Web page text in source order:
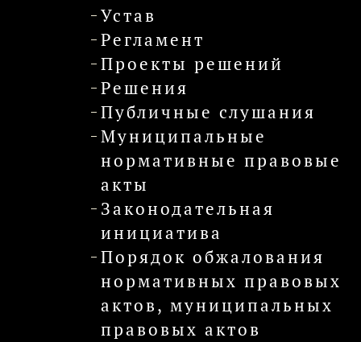
Устав
Регламент
Проекты решений
Решения
Публичные слушания
Муниципальные
нормативные правовые
акты
Законодательная
инициатива
Порядок обжалования
нормативных правовых
актов, муниципальных
правовых актов